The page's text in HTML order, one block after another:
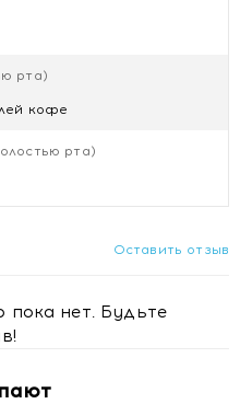
рта)
кофе
рта)
Оставить отзыв
нет. Будьте